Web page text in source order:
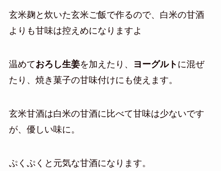
玄米麹と炊いた玄米ご飯で作るので、白米の甘酒
よりも甘味は控えめになりますよ
温めておろし生姜を加えたり、 ヨーグルト に混ぜ
たり、焼き菓子の甘味付けにも使えます。
玄米甘酒は白米の甘酒に比べて甘味は少ないです
が、優しい味に。
ぷくぷくと元気な甘酒になります。